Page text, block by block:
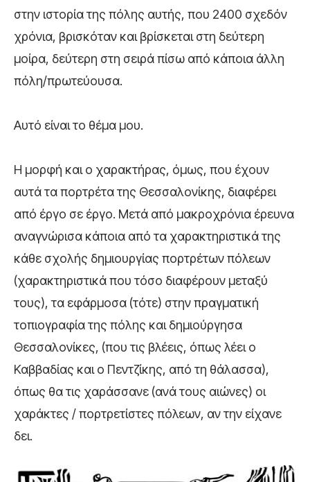
στην ιστορία της πόλης αυτής, που 2400 σχεδόν
χρόνια, βρισκόταν και βρίσκεται στη δεύτερη
μοίρα, δεύτερη στη σειρά πίσω από κάποια άλλη
πόλη/πρωτεύουσα.
Αυτό είναι το θέμα μου.
Η μορφή και ο χαρακτήρας, όμως, που έχουν
αυτά τα πορτρέτα της Θεσσαλονίκης, διαφέρει
από έργο σε έργο. Μετά από μακροχρόνια έρευνα
αναγνώρισα κάποια από τα χαρακτηριστικά της
κάθε σχολής δημιουργίας πορτρέτων πόλεων
(χαρακτηριστικά που τόσο διαφέρουν μεταξύ
τους), τα εφάρμοσα (τότε) στην πραγματική
τοπιογραφία της πόλης και δημιούργησα
Θεσσαλονίκες, (που τις βλέεις, όπως λέει ο
Καββαδίας και ο Πεντζίκης, από τη θάλασσα),
όπως θα τις χαράσσανε (ανά τους αιώνες) οι
χαράκτες / πορτρετίστες πόλεων, αν την είχανε
δει.